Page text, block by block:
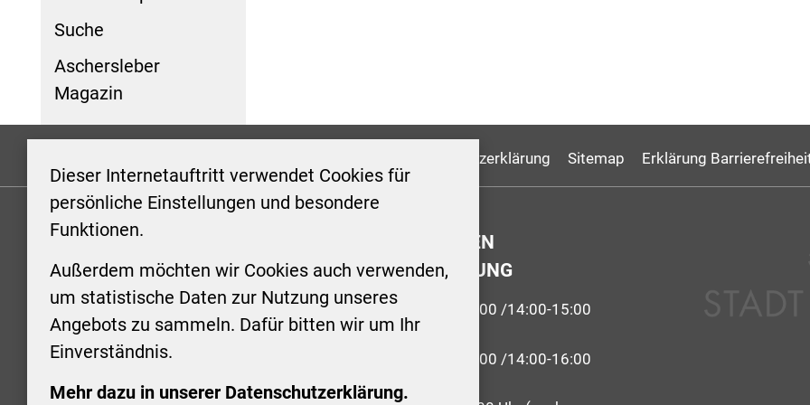
Dieser Internetauftritt verwendet Cookies für
persönliche Einstellungen und besondere
Funktionen.
Außerdem möchten wir Cookies auch verwenden,
um statistische Daten zur Nutzung unseres
Angebots zu sammeln. Dafür bitten wir um Ihr
Einverständnis.
Mehr dazu in unserer Datenschutzerklärung.
Suche
Aschersleber
Magazin
Datenschutzerklärung Sitemap Erklärung
KONTAKT
Stadt Aschersleben
Markt 1
06449 Aschersleben
+49 3473 958-0
ÖFFNUNGSZEITEN
STADTVERWALTUNG
Montag: 09:00-12:00 /14:00-15:00
Uhr
Dienstag: 09:00-12:00 /14:00-16:00
Uhr